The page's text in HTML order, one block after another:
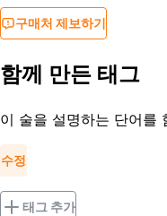
구매처 제보하기
함께 만든 태그
이 술을 설명하는 단어를
수정
태그 추가